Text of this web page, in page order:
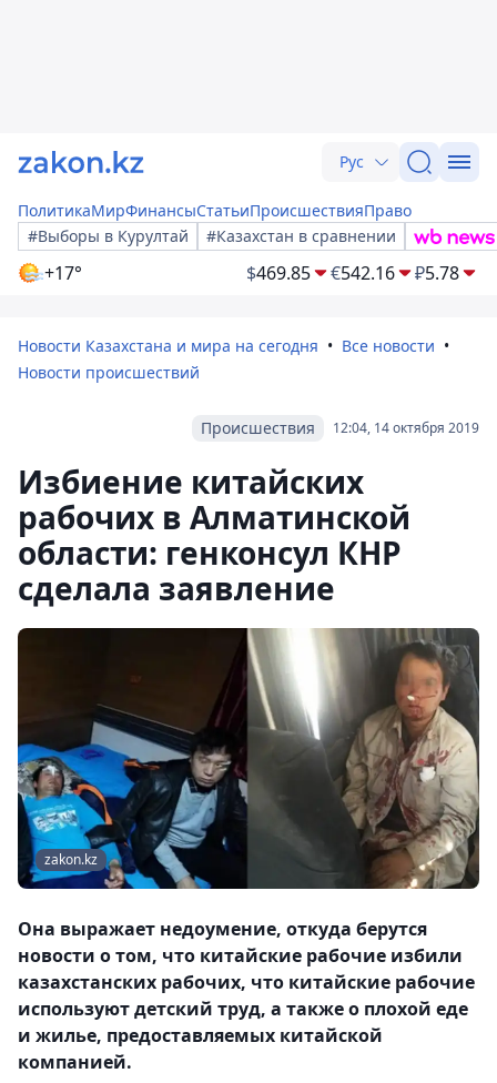
Рус
ПолитикаМирФинансыСтатьиПроисшествияПраво
#Выборы в Курултай
#Казахстан в сравнении
+17° $469.85 €542.16 ₽5.78
Новости Казахстана и мира на сегодня
Все новости
Новости происшествий
12:04, 14 октября 2019
Происшествия
Избиение китайских
рабочих в Алматинской
области: генконсул КНР
сделала заявление
zakon.kz
Она выражает недоумение, откуда берутся
новости о том, что китайские рабочие избили
казахстанских рабочих, что китайские рабочие
используют детский труд, а также о плохой еде
и жилье, предоставляемых китайской
компанией.